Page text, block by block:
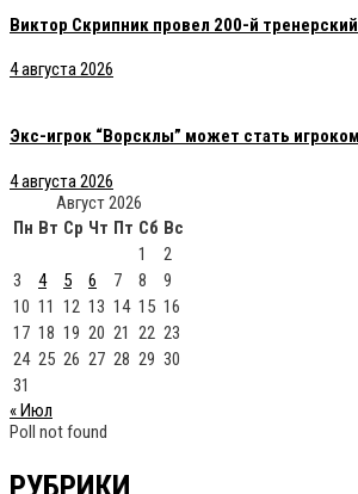
Виктор Скрипник провел 200-й
4 августа 2026
Экс-игрок “Ворсклы” может стать игроком
4 августа 2026
Август 2026
Пн Вт Ср Чт Пт Сб Вс
1
2
3
4 5 6 7 8
9
10 11 12 13 14 15 16
17 18 19 20 21 22 23
24 25 26 27 28 29 30
31
« Июл
Poll not found
РУБРИКИ